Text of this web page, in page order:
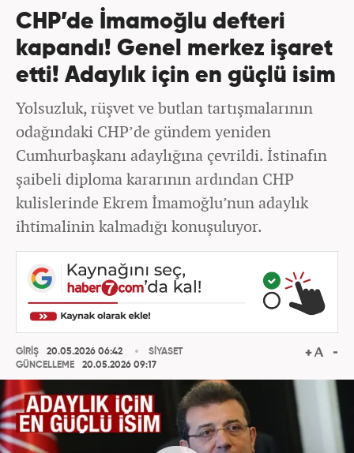
CHP’de İmamoğlu defteri
kapandı! Genel merkez işaret
etti! Adaylık için en güçlü isim
Yolsuzluk, rüşvet ve butlan tartışmalarının
odağındaki CHP’de gündem yeniden
Cumhurbaşkanı adaylığına çevrildi. İstinafın
şaibeli diploma kararının ardından CHP
kulislerinde Ekrem İmamoğlu’nun adaylık
ihtimalinin kalmadığı konuşuluyor.
GİRİŞ
20.05.2026 06:42
GÜNCELLEME
20.05.2026 09:17
SİYASET